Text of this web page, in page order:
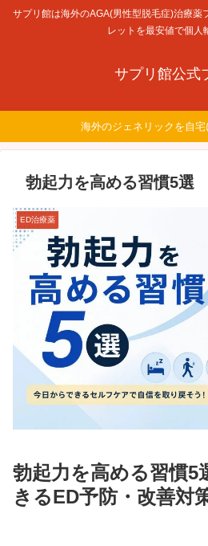
サプリ館は海外のAGA(男性型脱毛症)治療薬
レットを最安値で個人
サプリ館公式
海外のジェネリックを自宅
勃起力を高める習慣5選
ED治療薬
勃起力を高める習慣5
きるED予防・改善対